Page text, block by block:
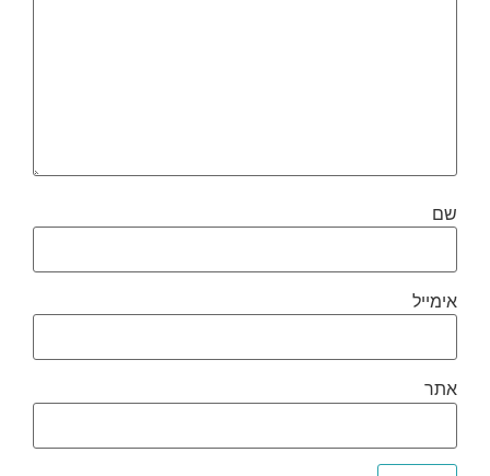
שם
אימייל
אתר